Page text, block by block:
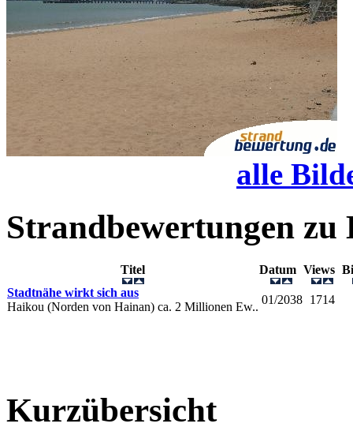
alle
Strandbewertungen zu
Titel Datum Views
Stadtnähe wirkt sich aus
Haikou (Norden von Hainan) ca. 2 Millionen Ew..
01/2038 1714
Kurzübersicht